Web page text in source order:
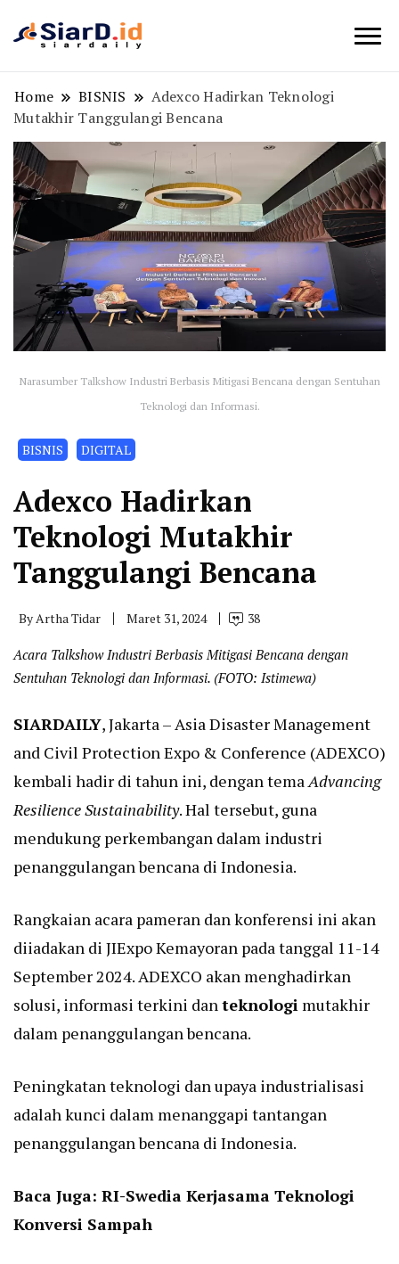
Home BISNIS
Adexco Hadirkan Teknologi
Mutakhir Tanggulangi Bencana
Narasumber Talkshow Industri Berbasis Mitigasi Bencana dengan Sentuhan
Teknologi dan Informasi.
BISNIS DIGITAL
Adexco Hadirkan
Teknologi Mutakhir
Tanggulangi Bencana
ByArtha Tidar Maret 31, 2024 38
Acara Talkshow Industri Berbasis Mitigasi Bencana dengan
Sentuhan Teknologi dan Informasi. (FOTO: Istimewa)
SIARDAILY, Jakarta – Asia Disaster Management
and Civil Protection Expo & Conference (ADEXCO)
kembali hadir di tahun ini, dengan tema Advancing
Resilience Sustainability. Hal tersebut, guna
mendukung perkembangan dalam industri
penanggulangan bencana di Indonesia.
Rangkaian acara pameran dan konferensi ini akan
diiadakan di JIExpo Kemayoran pada tanggal 11-14
September 2024. ADEXCO akan menghadirkan
solusi, informasi terkini dan teknologi mutakhir
dalam penanggulangan bencana.
Peningkatan teknologi dan upaya industrialisasi
adalah kunci dalam menanggapi tantangan
penanggulangan bencana di Indonesia.
Baca Juga: RI-Swedia Kerjasama Teknologi
Konversi Sampah